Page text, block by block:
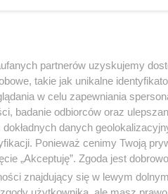
wprowadzone
się, że marcowy
zdrowia.
partnerów uzyskujemy
takie jak unikalne
w celu zapewniania
badanie odbiorców oraz
danych
Ponieważ cenimy Twoją
„Akceptuję”. Zgoda jest
znajdujący się w lewym